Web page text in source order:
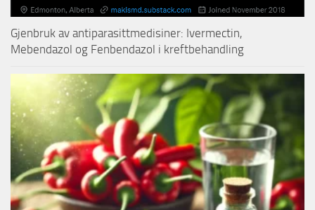
Gjenbruk av antiparasittmedisiner: Ivermectin,
Mebendazol og Fenbendazol i kreftbehandling